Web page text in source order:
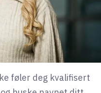
føler deg kvalifisert
apputvikling
design
koder
inn/ut